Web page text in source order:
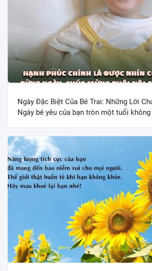
Ngày Đặc Biệt Của Bé Trai: Những Lời
Ngày bé yêu của bạn tròn một tuổi không